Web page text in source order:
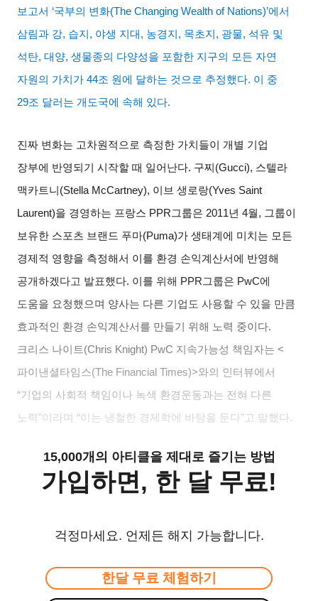
보고서 ‘국부의 변화(The Changing Wealth of Nations)’에서
삼림과 강, 습지 , 야생 지대 , 농경지 , 목초지 , 광물, 석유 및
석탄,대양,생물종의 다양성을 포함한 지구의 모든 자연
자원의 가치가 44조 원에 달하는 것으로 추정했다. 이 중
29조 달러는 개도국에 속해 있다.
진짜 변화는 고차원적으로 측정한 가치들이 개별 기업
장부에 반영되기 시작할 때 일어난다. 구찌 (Gucci), 스텔라
맥카트니 (Stella McCartney), 이브 생로랑(Yves Saint
Laurent)을 경영하는 프랑스 PPR그룹은 2011년 4월, 그룹이
보유한 스포츠 브랜드 푸마(Puma)가 생태계에 미치는 모든
경제적 영향을 측정해서 이를 환경 손익계산서에 반영해
공개하겠다고 발표했다. 이를 위해 PPR그룹은 PwC에
도움을 요청했으며 양사는 다른 기업도 사용할 수 있을 만큼
효과적인 환경 손익계산서를 만들기 위해 노력 중이다.
크리스 나이트(Chris Knight) PwC 지속가능성 책임자는 <
파이낸셜타임스(The Financial Times)>와의 인터뷰에서
“기업의 사회적 책임이나 녹색 환경운동과는 전혀 다른
노력 ”이라며 “이는 냉철한 경제학에 바탕을 둔다 ”고 말했다 .
15,000개의 아티클을 제대로 즐기는 방법
가입하면, 한 달 무료!
걱정마세요. 언제든 해지 가능합니다.
한달 무료 체험하기